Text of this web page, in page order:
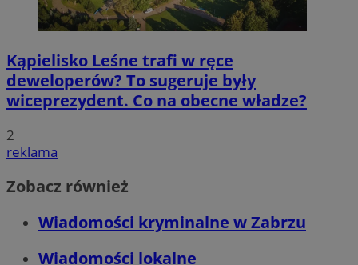
Kąpielisko Leśne trafi w ręce
deweloperów? To sugeruje były
wiceprezydent. Co na obecne władze?
2
reklama
Zobacz również
Wiadomości kryminalne w Zabrzu
Wiadomości lokalne